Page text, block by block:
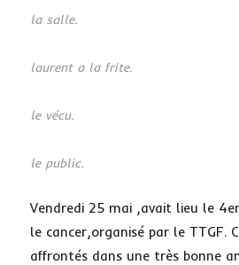
la salle.
laurent a la frite.
le vécu.
le public.
Vendredi 25 mai ,avait lieu le
le cancer,organisé par le TTGF.
affrontés dans une très bonne